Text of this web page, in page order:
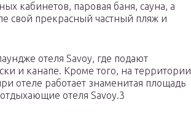
кабинетов, паровая баня, сауна, а
свой прекрасный частный пляж и
отеля Savoy, где подают
и канапе. Кроме того, на территории
отеле работает знаменитая площадь
отеля Savoy.3